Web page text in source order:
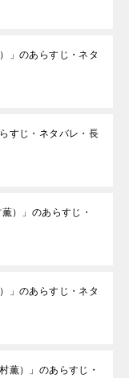
」のあらすじ・ネタ
すじ・ネタバレ・長
）」のあらすじ・
」のあらすじ・ネタ
薫）」のあらすじ・